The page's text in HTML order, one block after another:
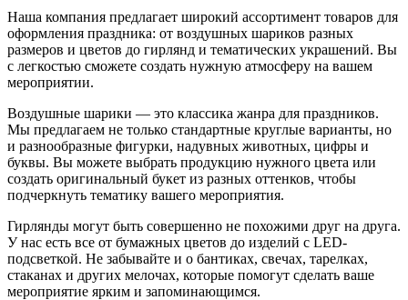
Наша компания предлагает широкий ассортимент товаров для
оформления праздника: от воздушных шариков разных
размеров и цветов до гирлянд и тематических украшений. Вы
с легкостью сможете создать нужную атмосферу на вашем
мероприятии.
Воздушные шарики — это классика жанра для праздников.
Мы предлагаем не только стандартные круглые варианты, но
и разнообразные фигурки, надувных животных, цифры и
буквы. Вы можете выбрать продукцию нужного цвета или
создать оригинальный букет из разных оттенков, чтобы
подчеркнуть тематику вашего мероприятия.
Гирлянды могут быть совершенно не похожими друг на друга.
У нас есть все от бумажных цветов до изделий с LED-
подсветкой. Не забывайте и о бантиках, свечах, тарелках,
стаканах и других мелочах, которые помогут сделать ваше
мероприятие ярким и запоминающимся.